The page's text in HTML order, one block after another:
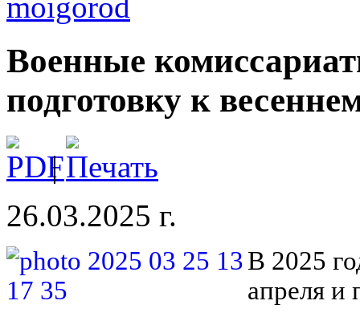
Военные
подготовку к
|
26.03.2025 г.
В 2025
апреля и